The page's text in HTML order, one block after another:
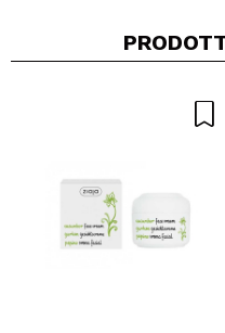
Condividi
Il tuo video potrebbe